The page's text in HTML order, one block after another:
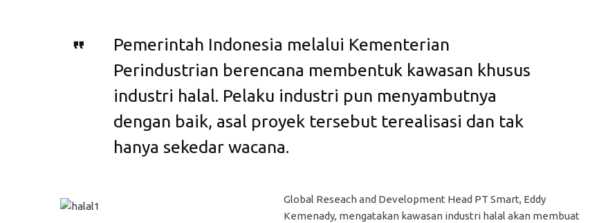
Pemerintah Indonesia melalui Kementerian
Perindustrian berencana membentuk kawasan khusus
industri halal. Pelaku industri pun menyambutnya
dengan baik, asal proyek tersebut terealisasi dan tak
hanya sekedar wacana.
Global Reseach and Development Head PT Smart, Eddy
Kemenady, mengatakan kawasan industri halal akan membuat